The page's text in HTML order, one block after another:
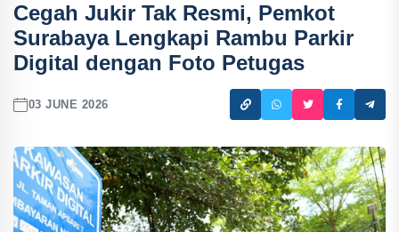
Cegah Jukir Tak Resmi, Pemkot
Surabaya Lengkapi Rambu Parkir
Digital dengan Foto Petugas
03 JUNE 2026